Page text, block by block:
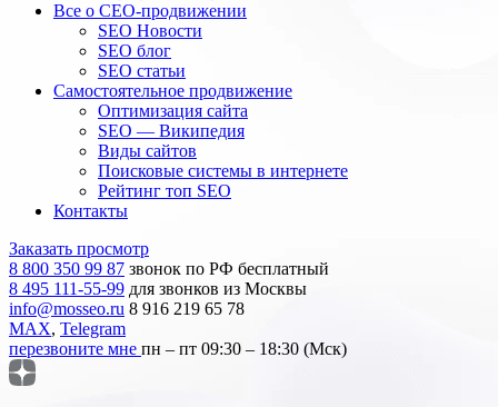
Все о СЕО-продвижении
SEO Новости
SEO блог
SEO статьи
Самостоятельное продвижение
Оптимизация сайта
SEO — Википедия
Виды сайтов
Поисковые системы в интернете
Рейтинг топ SEO
Контакты
Заказать просмотр
8 800 350 99 87 звонок по РФ бесплатный
8 495 111-55-99 для звонков из Москвы
info@mosseo.ru 8 916 219 65 78
MAX, Telegram
перезвоните мне пн – пт 09:30 – 18:30 (Мск)